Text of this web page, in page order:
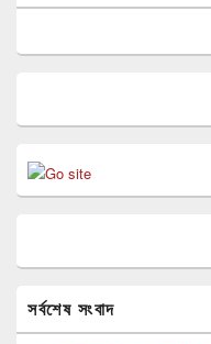
সর্বশেষ সংবাদ